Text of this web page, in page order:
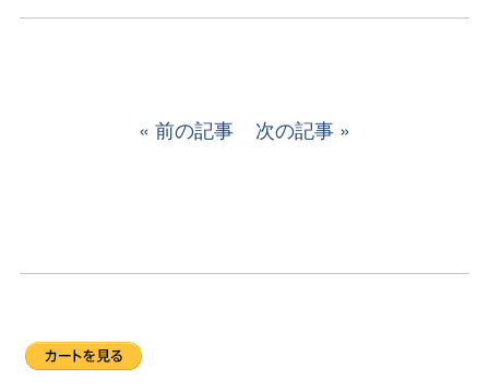
前の記事 次の記事